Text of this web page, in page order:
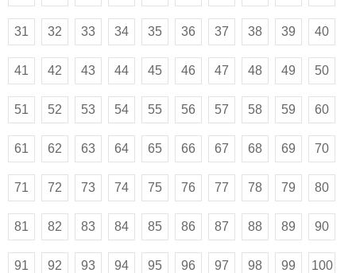
31 32 33 34 35 36 37 38 39 40
41 42 43 44 45 46 47 48 49 50
51 52 53 54 55 56 57 58 59 60
61 62 63 64 65 66 67 68 69 70
71 72 73 74 75 76 77 78 79 80
81 82 83 84 85 86 87 88 89 90
91 92 93 94 95 96 97 98 99 100